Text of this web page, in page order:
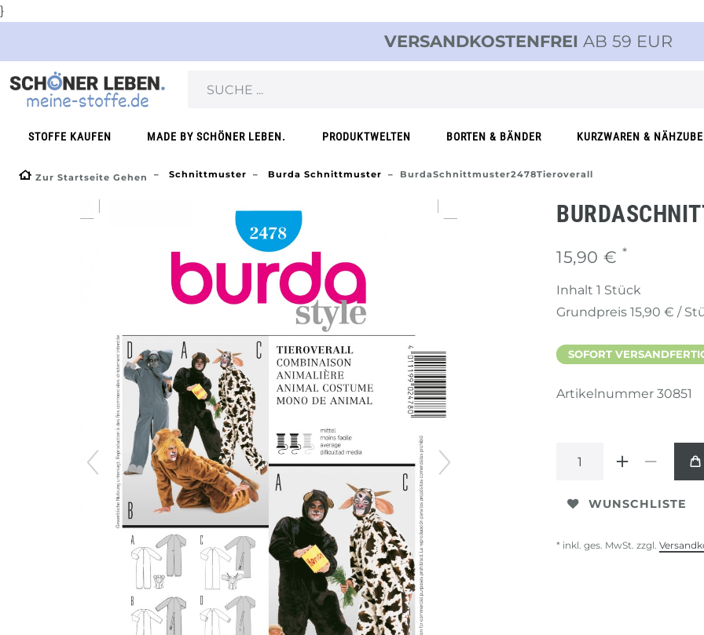
}
VERSANDKOSTENFREI AB 59 EUR
STOFFE KAUFEN MADE BY SCHÖNER LEBEN. PRODUKTWELTEN BORTEN & BÄNDER KURZWAREN &
Zur Startseite Gehen Schnittmuster Burda Schnittmuster BurdaSchnittmuster2478Tieroverall
15,90 € *
Inhalt 1 Stück
Grundpreis 15,90 € /
SOFORT
Artikelnummer 30851
WUNSCHLISTE
* inkl. ges. MwSt. zzgl.